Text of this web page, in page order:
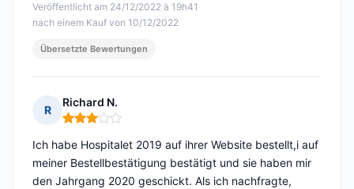
Veröffentlicht am 24/12/2022 à 19h41
nach einem Kauf von 10/12/2022
Übersetzte Bewertungen
R
Richard N.
Hinweis: 3 von 5
Ich habe Hospitalet 2019 auf ihrer Website bestellt,i auf
meiner Bestellbestätigung bestätigt und sie haben mir
den Jahrgang 2020 geschickt. Als ich nachfragte,